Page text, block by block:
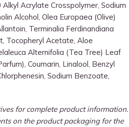
Acrylate Crosspolymer, Sodium
Alcohol, Olea Europaea (Olive)
Terminalia Ferdinandiana
Tocopheryl Acetate, Aloe
Alternifolia (Tea Tree) Leaf
Coumarin, Linalool, Benzyl
Sodium Benzoate,
for complete product information.
on the product packaging for the